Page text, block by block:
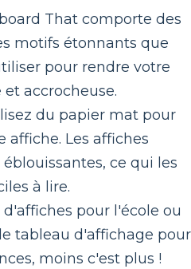
That comporte des
motifs étonnants que
pour rendre votre
accrocheuse.
du papier mat pour
affiche. Les affiches
ce qui les
à lire.
pour l'école ou
tableau d'affichage pour
moins c'est plus !